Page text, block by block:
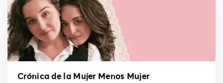
Crónica de la Mujer Menos Mujer